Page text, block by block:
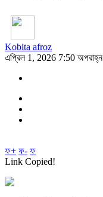
Kobita afroz
এপ্রিল 1, 2026 7:50 অপরাহ্ন
ফ+ ফ- ফ
Link Copied!